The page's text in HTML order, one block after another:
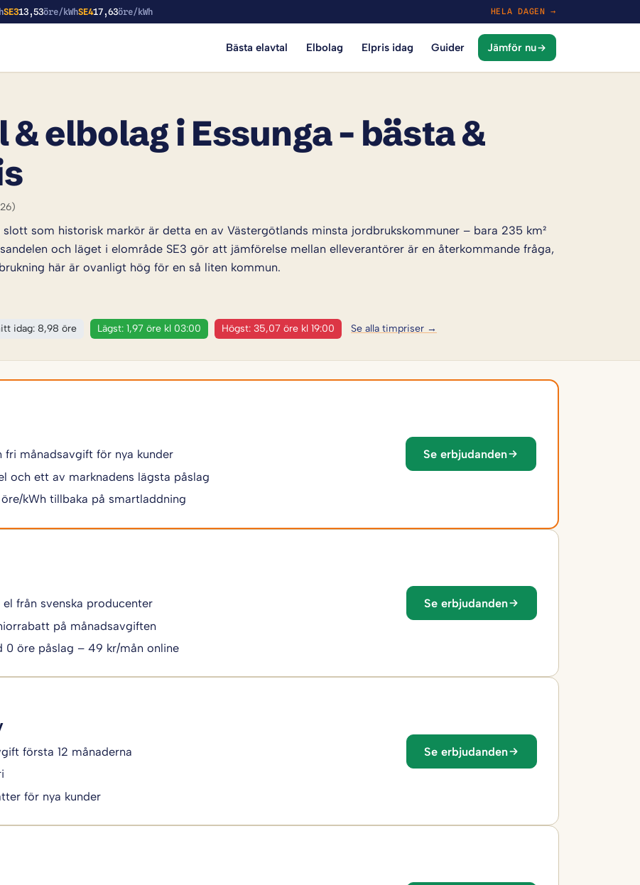
SE313,53öre/kWhSE417,63öre/kWh HELA DAGEN →
Bästa elavtal Elbolag Elpris idag Guider Jämför nu
elbolag i Essunga – bästa &
som historisk markör är detta en av Västergötlands minsta jordbrukskommuner – bara 235 km²
och läget i elområde SE3 gör att jämförelse mellan elleverantörer är en återkommande fråga,
här är ovanligt hög för en så liten kommun.
idag: 8,98 öre Lägst: 1,97 öre kl 03:00 Högst: 35,07 öre kl 19:00 Se alla timpriser →
fri månadsavgift för nya kunder
och ett av marknadens lägsta påslag
öre/kWh tillbaka på smartladdning
Se erbjudanden
el från svenska producenter
på månadsavgiften
0 öre påslag – 49 kr/mån online
Se erbjudanden
första 12 månaderna
för nya kunder
Se erbjudanden